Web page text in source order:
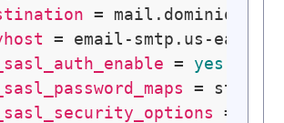
= email-smtp.us-east-
= yes